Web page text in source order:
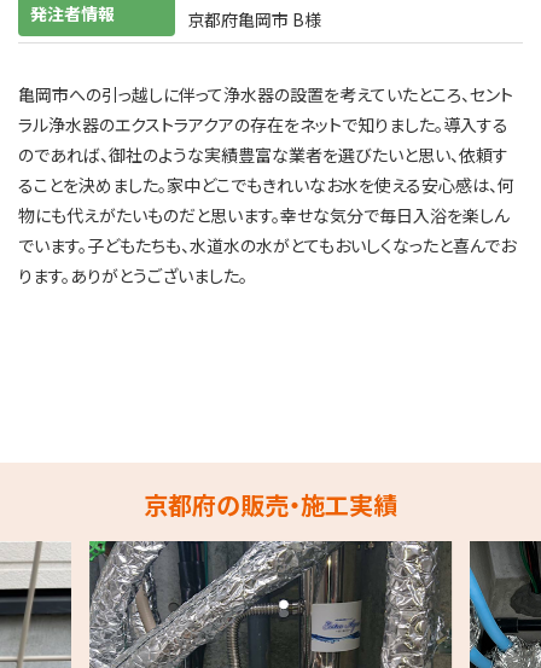
発注者情報 京都府亀岡市 B様
亀岡市への引っ越しに伴って浄水器の設置を考えていたところ、セント
ラル浄水器のエクストラアクアの存在をネットで知りました。導入する
のであれば、御社のような実績豊富な業者を選びたいと思い、依頼す
ることを決めました。家中どこでもきれいなお水を使える安心感は、何
物にも代えがたいものだと思います。幸せな気分で毎日入浴を楽しん
でいます。子どもたちも、水道水の水がとてもおいしくなったと喜んでお
ります。ありがとうございました。
京都府の販売・施工実績